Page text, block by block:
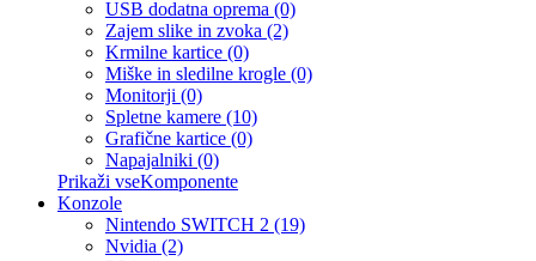
USB dodatna oprema (0)
Zajem slike in zvoka (2)
Krmilne kartice (0)
Miške in sledilne krogle (0)
Monitorji (0)
Spletne kamere (10)
Grafične kartice (0)
Napajalniki (0)
Prikaži vseKomponente
Konzole
Nintendo SWITCH 2 (19)
Nvidia (2)